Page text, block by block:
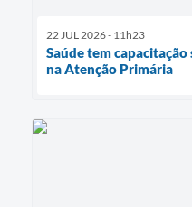
22 JUL 2026 - 11h23
Saúde tem
na Atenção Primária